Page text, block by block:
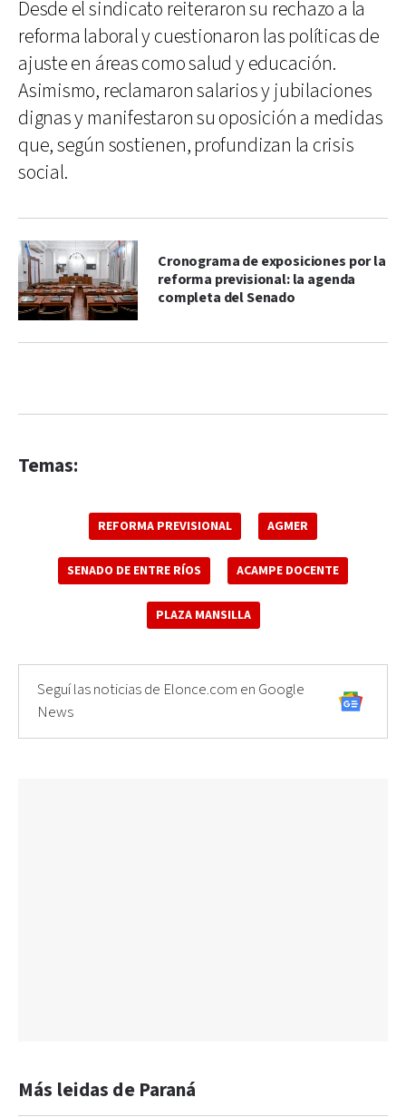
Desde el sindicato reiteraron su rechazo a la
reforma laboral y cuestionaron las políticas de
ajuste en áreas como salud y educación.
Asimismo, reclamaron salarios y jubilaciones
dignas y manifestaron su oposición a medidas
que, según sostienen, profundizan la crisis
social.
Cronograma de exposiciones por la
reforma previsional: la agenda
completa del Senado
Temas:
REFORMA PREVISIONAL AGMER
SENADO DE ENTRE RÍOS ACAMPE DOCENTE
PLAZA MANSILLA
Seguí las noticias de Elonce.com en Google
News
Más leidas de Paraná